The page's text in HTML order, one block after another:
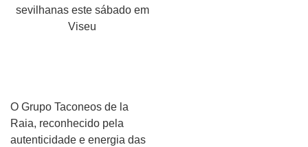
O Grupo Taconeos de la
Raia, reconhecido pela
autenticidade e energia das